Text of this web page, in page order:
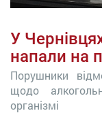
У
напали на
Порушники
щодо
організмі